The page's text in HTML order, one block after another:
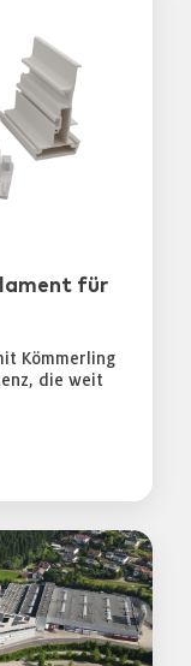
für
Kömmerling
die weit